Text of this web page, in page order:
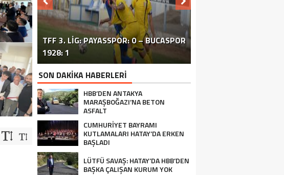
ERZİNLİ ÇİFTÇİLERE GIDA VE
TURUNÇGİL EĞİTİMİ VERİLDİ
HATAY’DAKI ÇATIŞMA VE PATLAMA:
BÖLGEDE OPERASYON SÜRÜYOR
TFF 3. LIG: PAYASSPOR: 0 – BUCASPOR
1928: 1
SİVİL TOPLUM ÖRGÜTLERİ ORTAK
BASIN TOPLANTISI FOTOĞRAF
SON DAKİKA HABERLERİ
HBB’DEN ANTAKYA
MARAŞBOĞAZI’NA BETON
ASFALT
CUMHURİYET BAYRAMI
KUTLAMALARI HATAY’DA ERKEN
BAŞLADI
LÜTFÜ SAVAŞ: HATAY’DA HBB’DEN
BAŞKA ÇALIŞAN KURUM YOK